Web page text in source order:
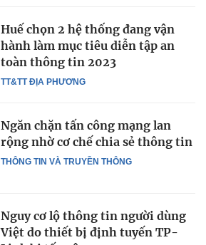
TT&TT ĐỊA PHƯƠNG
Huế chọn 2 hệ thống đang vận
hành làm mục tiêu diễn tập an
toàn thông tin 2023
THÔNG TIN VÀ TRUYỀN THÔNG
Ngăn chặn tấn công mạng lan
rộng nhờ cơ chế chia sẻ thông tin
Nguy cơ lộ thông tin người dùng
Việt do thiết bị định tuyến TP-